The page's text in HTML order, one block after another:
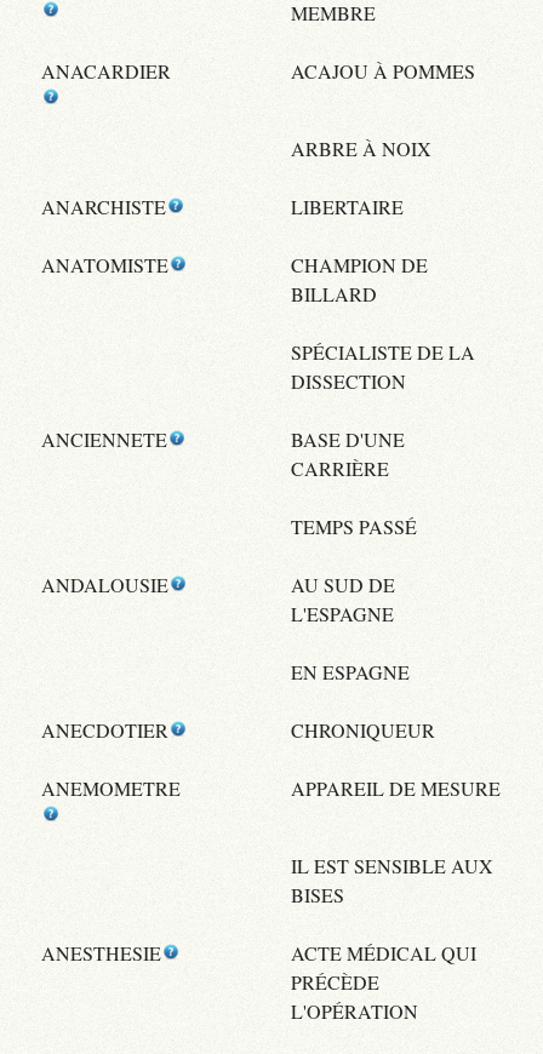
MEMBRE
ANACARDIER ACAJOU À POMMES
ARBRE À NOIX
ANARCHISTE LIBERTAIRE
ANATOMISTE
CHAMPION DE
BILLARD
SPÉCIALISTE DE LA
DISSECTION
ANCIENNETE
BASE D'UNE
CARRIÈRE
TEMPS PASSÉ
ANDALOUSIE
AU SUD DE
L'ESPAGNE
EN ESPAGNE
ANECDOTIER CHRONIQUEUR
ANEMOMETRE APPAREIL DE MESURE
IL EST SENSIBLE AUX
BISES
ANESTHESIE
ACTE MÉDICAL QUI
PRÉCÈDE
L'OPÉRATION